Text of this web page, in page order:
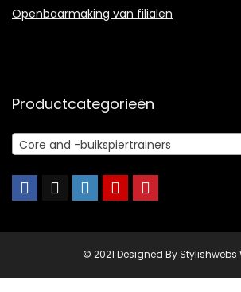
Openbaarmaking van filialen
Productcategorieën
Core and -buikspiertrainers
© 2021 Designed ByStylishwebs